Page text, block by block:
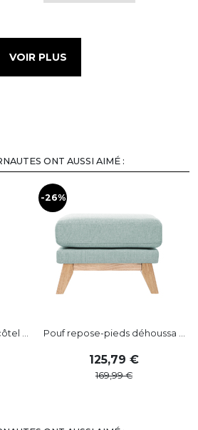
VOIR PLUS
ONT AUSSI AIMÉ :
...
-26%
Pouf repose-pieds déhoussa ...
125,79
169,99